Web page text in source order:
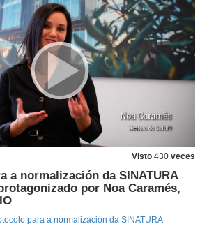
Visto 430 veces
a normalización da SINATURA
por Noa Caramés,
para a normalización da SINATURA